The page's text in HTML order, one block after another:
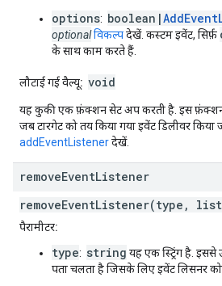
options: boolean|
optionalविकल्पदेखें. कस्टम इवेंट, सिर्फ़
के साथ काम करते हैं.
लौटाई गई वैल्यू: void
यह कुकी एक फ़ंक्शन सेट अप करती है. इस फ़ंक्शन
जब टारगेट को तय किया गया इवेंट डिलीवर किया
addEventListenerदेखें.
removeEventListener
removeEventListener(type,
पैरामीटर:
type: string यह एक स्ट्रिंग है.
पता चलता है जिसके लिए इवेंट लिसनर को